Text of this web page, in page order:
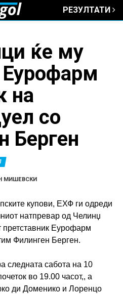
РЕЗУЛТАТИ
ќе му
Еурофарм
на
со
Берген
МИШЕВСКИ
купови, ЕХФ ги одреди
натпревар од Челинџ
претставник Еурофарм
Филинген Берген.
следната сабота на 10
во 19.00 часот,, а
ди Доменико и Лоренцо